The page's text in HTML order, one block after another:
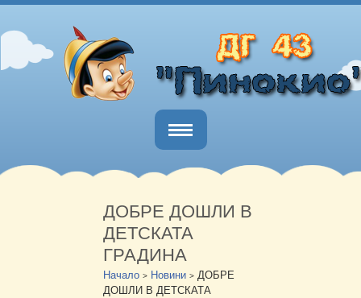
Начало
За нас
Новини
БДП
ДОБРЕ ДОШЛИ В
ДЕТСКАТА
ГРАДИНА
Начало > Новини > ДОБРЕ
ДОШЛИ В ДЕТСКАТА